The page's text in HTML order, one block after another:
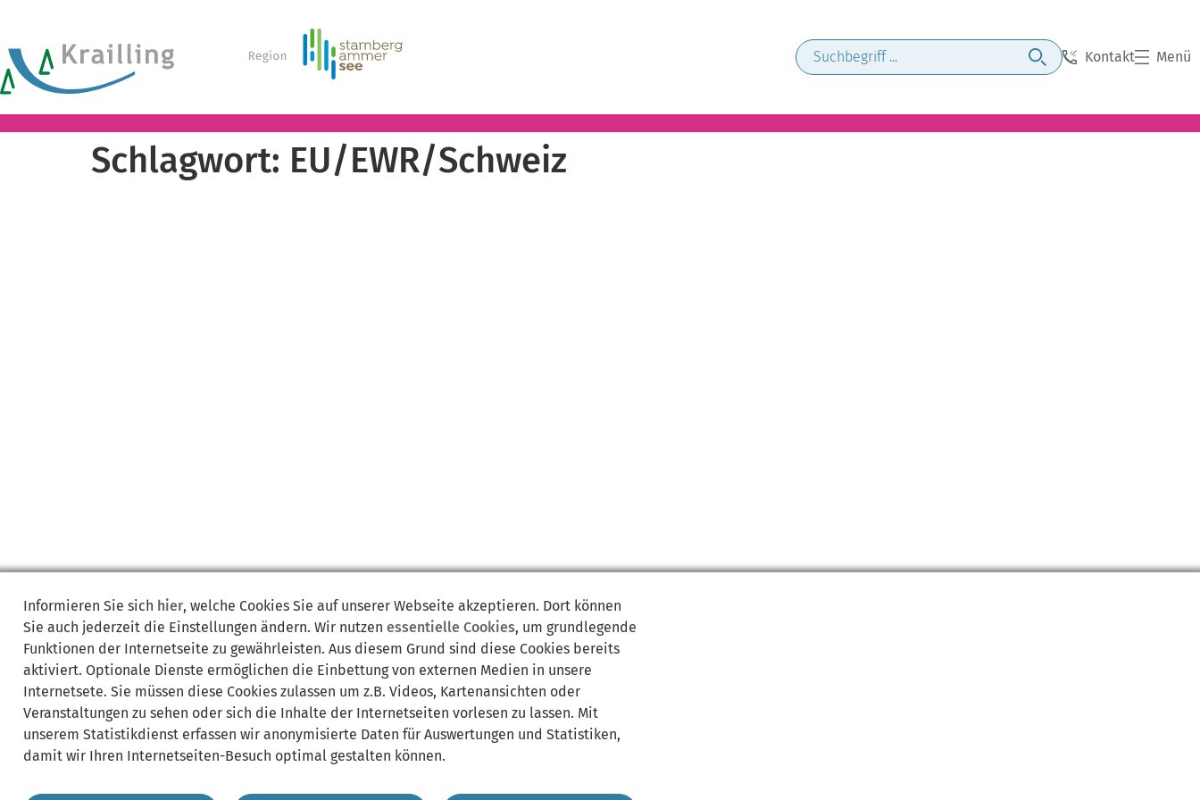
Kontakt Menü
Schlagwort: EU/EWR/Schweiz
Informieren Sie sich hier, welche Cookies Sie auf unserer Webseite akzeptieren. Dort können
Sie auch jederzeit die Einstellungen ändern. Wir nutzen essentielle Cookies, um grundlegende
Funktionen der Internetseite zu gewährleisten. Aus diesem Grund sind diese Cookies bereits
aktiviert. Optionale Dienste ermöglichen die Einbettung von externen Medien in unsere
Internetsete. Sie müssen diese Cookies zulassen um z.B. Videos, Kartenansichten oder
Veranstaltungen zu sehen oder sich die Inhalte der Internetseiten vorlesen zu lassen. Mit
unserem Statistikdienst erfassen wir anonymisierte Daten für Auswertungen und Statistiken,
damit wir Ihren Internetseiten-Besuch optimal gestalten können.